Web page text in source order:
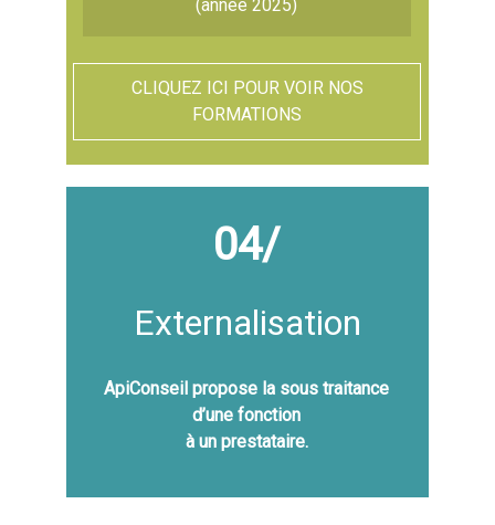
(année 2025)
CLIQUEZ ICI POUR VOIR NOS
FORMATIONS
04/
Externalisation
ApiConseil propose la sous traitance
d’une fonction
à un prestataire.